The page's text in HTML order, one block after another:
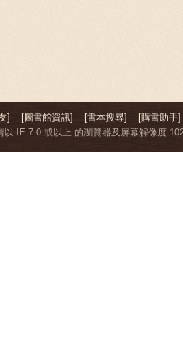
] [圖書館資訊] [書本搜尋]
[購書助手]
以 IE 7.0 或以上 的瀏覽器及屏幕解像度